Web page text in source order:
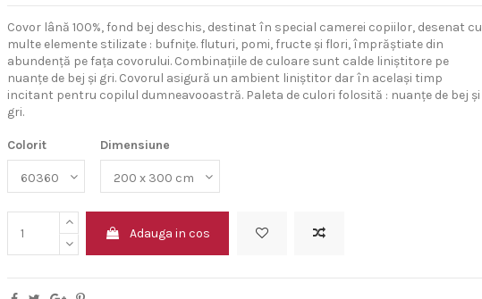
Covor lână 100%, fond bej deschis, destinat în special camerei copiilor, desenat cu
multe elemente stilizate : bufnițe. fluturi, pomi, fructe și flori, împrăștiate din
abundență pe fața covorului. Combinațiile de culoare sunt calde liniștitore pe
nuanțe de bej și gri. Covorul asigură un ambient liniștitor dar în același timp
incitant pentru copilul dumneavooastră. Paleta de culori folosită : nuanțe de bej și
gri.
Colorit Dimensiune
Adauga in cos